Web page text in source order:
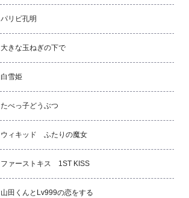
パリピ孔明
大きな玉ねぎの下で
白雪姫
たべっ子どうぶつ
ウィキッド ふたりの魔女
ファーストキス 1ST KISS
山田くんとLv999の恋をする